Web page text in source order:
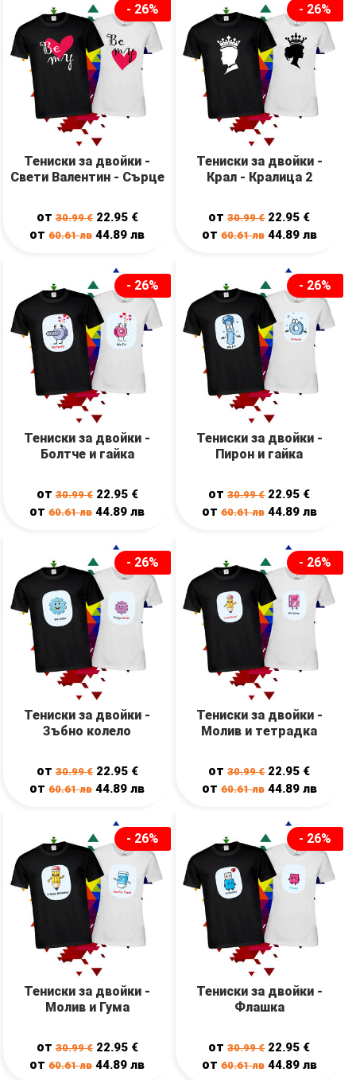
- 26%
Тениски за двойки -
Свети Валентин - Сърце
от30.99€ 22.95 €
от60.61лв 44.89лв
- 26%
Тениски за двойки -
Крал - Кралица 2
от30.99€ 22.95 €
от 60.61лв 44.89 лв
- 26%
Тениски за двойки -
Болтче и гайка
от30.99€ 22.95 €
от60.61лв 44.89лв
- 26%
Тениски за двойки -
Пирон и гайка
от30.99€ 22.95 €
от 60.61лв 44.89 лв
- 26%
Тениски за двойки -
Зъбно колело
от30.99€ 22.95 €
от60.61лв 44.89лв
- 26%
Тениски за двойки -
Молив и тетрадка
от30.99€ 22.95 €
от 60.61лв 44.89 лв
- 26%
Тениски за двойки -
Молив и Гума
от30.99€ 22.95 €
от60.61лв 44.89лв
- 26%
Тениски за двойки -
Флашка
от30.99€ 22.95 €
от 60.61лв 44.89 лв